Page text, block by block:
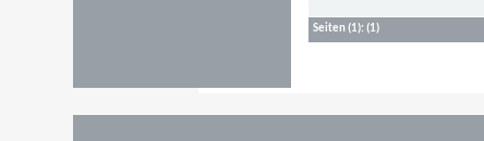
Seiten(1):(1)